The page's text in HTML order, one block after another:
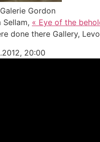
Gordon
Sellam, « Eye of the
done there Gallery,
20:00